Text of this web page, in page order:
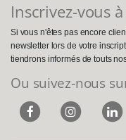
Inscrivez-vous
Si vous n'êtes pas encore
newsletter lors de votre
tiendrons informés de touts
Ou suivez-nous